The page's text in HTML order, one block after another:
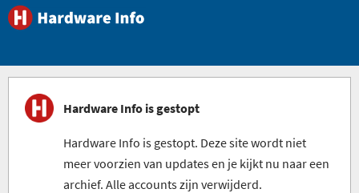
Hardware Info is gestopt
Hardware Info is gestopt. Deze site wordt niet
meer voorzien van updates en je kijkt nu naar een
archief. Alle accounts zijn verwijderd.